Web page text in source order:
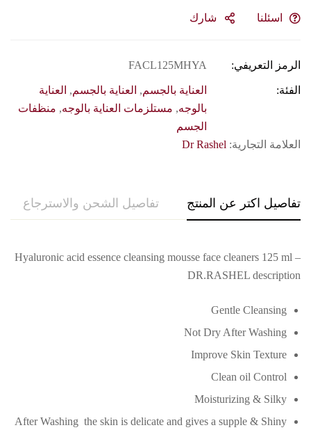
اسئلنا شارك
الرمز التعريفي: FACL125MHYA
الفئة: العناية بالجسم,العناية بالجسم,العناية
بالوجه,مستلزمات العناية بالوجه,منظفات
الجسم
العلامة التجارية:Dr Rashel
تفاصيل اكتر عن المنتج تفاصيل الشحن والاسترجاع
Hyaluronic acid essence cleansing mousse face cleaners 125 ml –
DR.RASHEL description
Gentle Cleansing
Not Dry After Washing
Improve Skin Texture
Clean oil Control
Moisturizing & Silky
After Washing the skin is delicate and gives a supple & Shiny